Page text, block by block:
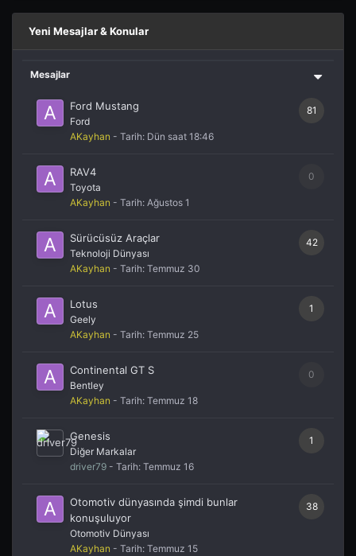
Yeni Mesajlar & Konular
Mesajlar
81
Ford Mustang
Ford
AKayhan - Tarih: Dün saat 18:46
0
RAV4
Toyota
AKayhan - Tarih: Ağustos 1
42
Sürücüsüz Araçlar
Teknoloji Dünyası
AKayhan - Tarih: Temmuz 30
1
Lotus
Geely
AKayhan - Tarih: Temmuz 25
0
Continental GT S
Bentley
AKayhan - Tarih: Temmuz 18
1
Genesis
Diğer Markalar
driver79 - Tarih: Temmuz 16
38
Otomotiv dünyasında şimdi bunlar
konuşuluyor
Otomotiv Dünyası
AKayhan - Tarih: Temmuz 15